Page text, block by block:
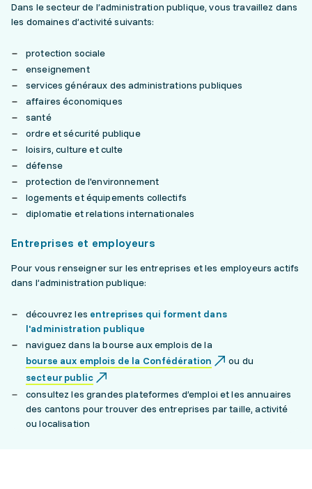
Dans le secteur de l’administration publique, vous travaillez dans
les domaines d’activité suivants:
protection sociale
enseignement
services généraux des administrations publiques
affaires économiques
santé
ordre et sécurité publique
loisirs, culture et culte
défense
protection de l'environnement
logements et équipements collectifs
diplomatie et relations internationales
Entreprises et employeurs
Pour vous renseigner sur les entreprises et les employeurs actifs
dans l’administration publique:
découvrez les entreprises qui forment dans
l'administration publique
naviguez dans la bourse aux emplois de la
bourse aux emplois de la Confédération
ou du
secteur public
consultez les grandes plateformes d’emploi et les annuaires
des cantons pour trouver des entreprises par taille, activité
ou localisation